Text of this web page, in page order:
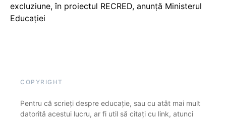
excluziune, în proiectul RECRED, anunță Ministerul
Educației
COPYRIGHT
Pentru că scrieți despre educație, sau cu atât mai mult
datorită acestui lucru, ar fi util să citați cu link, atunci